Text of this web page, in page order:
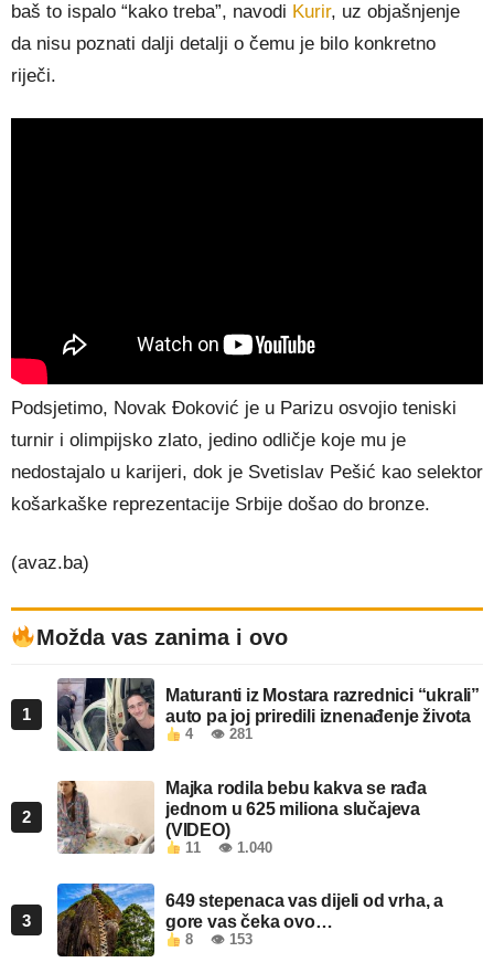
baš to ispalo “kako treba”, navodi Kurir, uz objašnjenje
da nisu poznati dalji detalji o čemu je bilo konkretno
riječi.
Podsjetimo, Novak Đoković je u Parizu osvojio teniski
turnir i olimpijsko zlato, jedino odličje koje mu je
nedostajalo u karijeri, dok je Svetislav Pešić kao selektor
košarkaške reprezentacije Srbije došao do bronze.
(avaz.ba)
Možda vas zanima i ovo
1
Maturanti iz Mostara razrednici “ukrali”
auto pa joj priredili iznenađenje života
4 👁 281
2
Majka rodila bebu kakva se rađa
jednom u 625 miliona slučajeva
(VIDEO)
11 👁 1.040
3
649 stepenaca vas dijeli od vrha, a
gore vas čeka ovo…
8 👁 153